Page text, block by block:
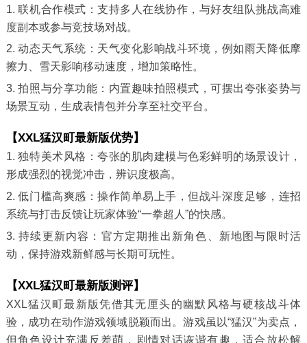
1. 联机合作模式：支持多人在线协作，与好友组队挑战高难
度副本或参与竞技场对战。
2. 动态天气系统：天气变化影响战斗环境，例如雨天降低摩
擦力、雪天影响移动速度，增加策略性。
3. 拍照与分享功能：内置趣味拍照模式，可摆出夸张姿势与
场景互动，生成表情包并分享至社交平台。
【XXL猛汉町最新版优势】
1. 独特美术风格：夸张的肌肉建模与色彩鲜明的场景设计，
形成强烈的视觉冲击，辨识度极高。
2. 低门槛高爽感：操作简单易上手，但战斗深度足够，连招
系统与打击反馈让玩家体验“一拳超人”的快感。
3. 持续更新内容：官方定期推出新角色、新地图与限时活
动，保持游戏新鲜感与长期可玩性。
【XXL猛汉町最新版测评】
XXL猛汉町最新版凭借其无厘头的幽默风格与硬核战斗体
验，成功在动作游戏领域脱颖而出。游戏虽以“猛汉”为卖点，
但角色设计充满反差萌，剧情对话诙谐有趣，适合放松解